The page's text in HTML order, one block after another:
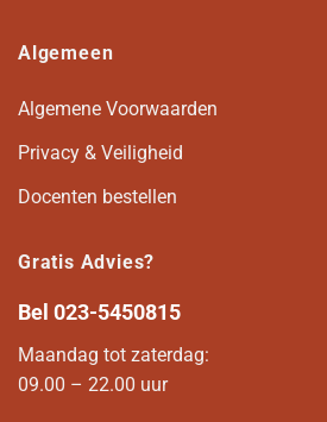
Algemeen
Algemene Voorwaarden
Privacy & Veiligheid
Docenten bestellen
Gratis Advies?
Bel 023-5450815
Maandag tot zaterdag:
09.00 – 22.00 uur